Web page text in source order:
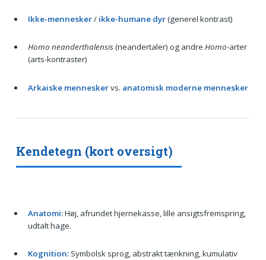
Ikke-mennesker/ ikke-humane dyr(generel kontrast)
Homo neanderthalensis(neandertaler) og andre Homo-arter
(arts-kontraster)
Arkaiske menneskervs. anatomisk moderne mennesker
Kendetegn (kort oversigt)
Anatomi:Høj, afrundet hjernekasse, lille ansigtsfremspring,
udtalt hage.
Kognition:Symbolsk sprog, abstrakt tænkning, kumulativ